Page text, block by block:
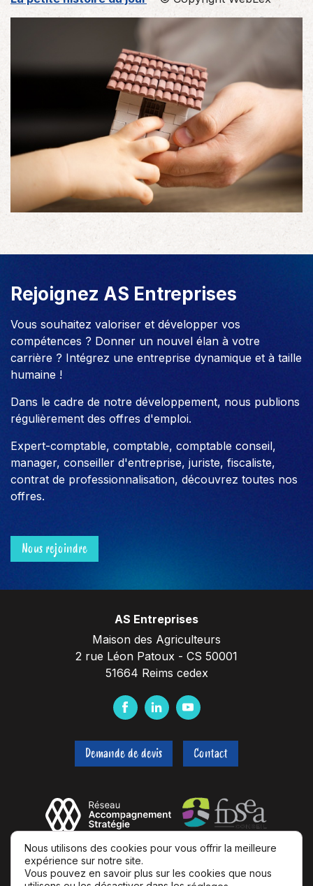
Rejoignez AS Entreprises
Vous souhaitez valoriser et développer vos
compétences ? Donner un nouvel élan à votre
carrière ? Intégrez une entreprise dynamique et à taille
humaine !
Dans le cadre de notre développement, nous publions
régulièrement des offres d'emploi.
Expert-comptable, comptable, comptable conseil,
manager, conseiller d'entreprise, juriste, fiscaliste,
contrat de professionnalisation, découvrez toutes nos
offres.
Nous rejoindre
AS Entreprises
Maison des Agriculteurs
2 rue Léon Patoux - CS 50001
51664 Reims cedex
F
c
e
o
k
L
n
k
I
n
Y
u
t
b
e
Demande de devis Contact
Nous utilisons des cookies pour vous offrir la meilleure
expérience sur notre site.
Vous pouvez en savoir plus sur les cookies que nous